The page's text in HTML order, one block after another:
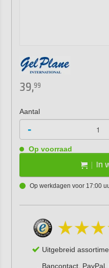
39,99
Aantal
-
Op voorraad
In
Op werkdagen voor 17:00
Uitgebreid
Bancontact,